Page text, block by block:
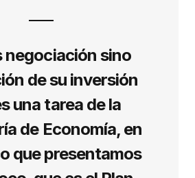
negociación sino
de su inversión
una tarea de la
de Economía, en
que presentamos